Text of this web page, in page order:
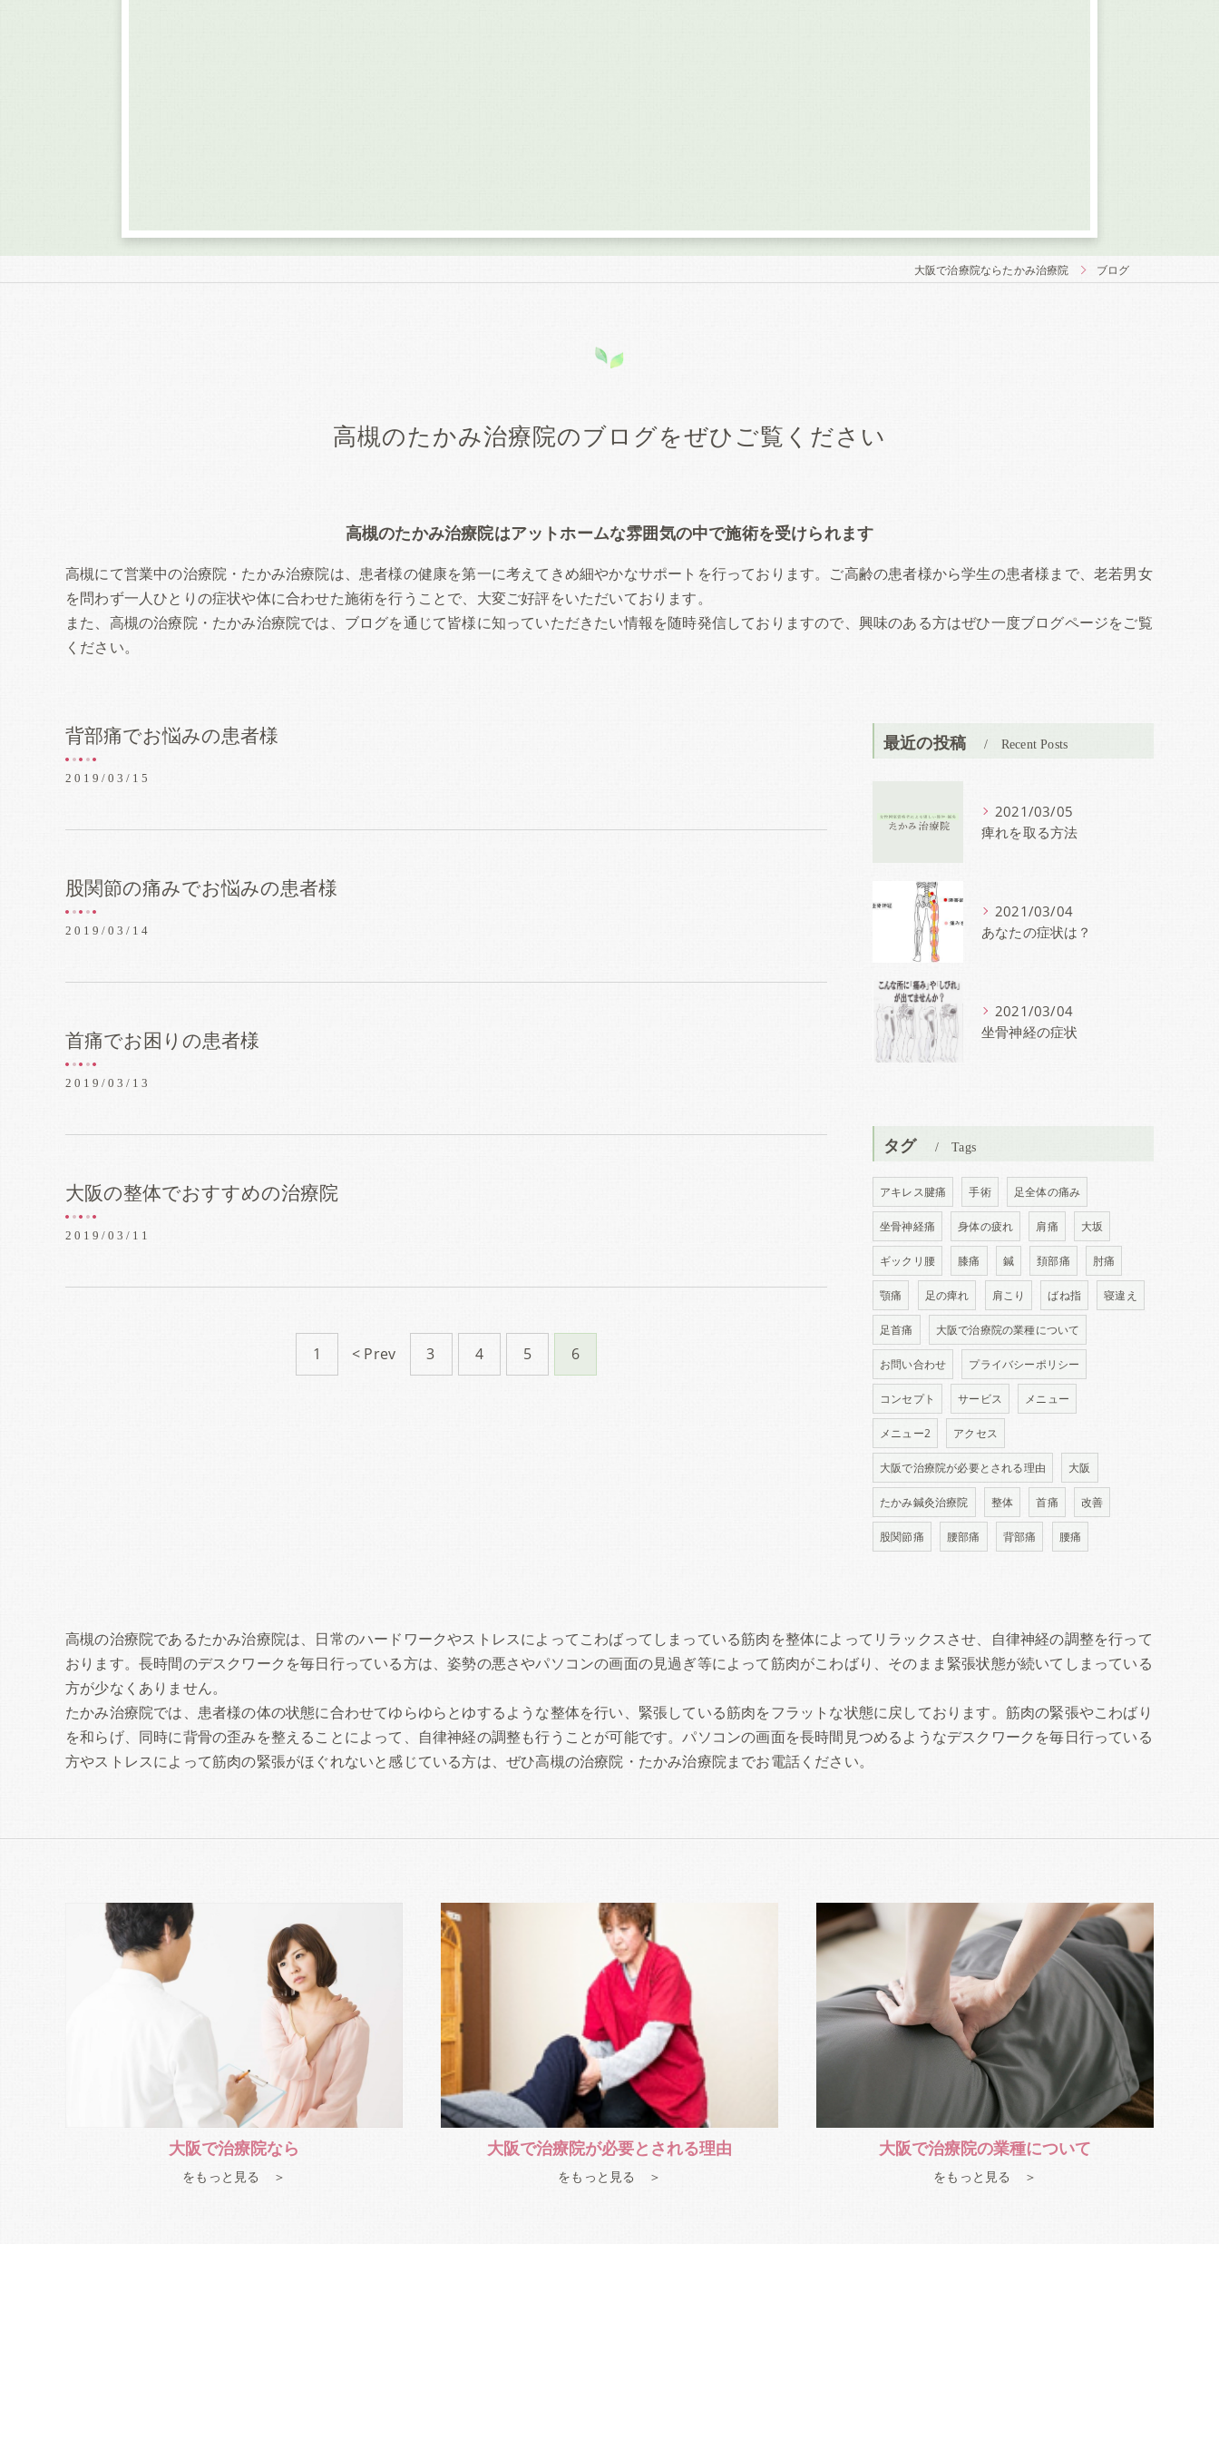
大阪で治療院ならたかみ治療院 ブログ
高槻のたかみ治療院のブログをぜひご覧ください
高槻のたかみ治療院はアットホームな雰囲気の中で施術を受けられます
高槻にて営業中の治療院・たかみ治療院は、患者様の健康を第一に考えてきめ細やかなサポートを行っております。ご高齢の患者様から学生の患者様まで、老若男女
を問わず一人ひとりの症状や体に合わせた施術を行うことで、大変ご好評をいただいております。
また、高槻の治療院・たかみ治療院では、ブログを通じて皆様に知っていただきたい情報を随時発信しておりますので、興味のある方はぜひ一度ブログページをご覧
ください。
背部痛でお悩みの患者様
2019/03/15
股関節の痛みでお悩みの患者様
2019/03/14
首痛でお困りの患者様
2019/03/13
大阪の整体でおすすめの治療院
2019/03/11
1 < Prev 3 4 5 6
最近の投稿 Recent Posts
2021/03/05
痺れを取る方法
2021/03/04
あなたの症状は？
2021/03/04
坐骨神経の症状
タグ Tags
アキレス腱痛 手術 足全体の痛み
坐骨神経痛 身体の疲れ 肩痛 大坂
ギックリ腰 膝痛 鍼 頚部痛 肘痛
顎痛 足の痺れ 肩こり ばね指 寝違え
足首痛 大阪で治療院の業種について
お問い合わせ プライバシーポリシー
コンセプト サービス メニュー
メニュー2 アクセス
大阪で治療院が必要とされる理由 大阪
たかみ鍼灸治療院 整体 首痛 改善
股関節痛 腰部痛 背部痛 腰痛
高槻の治療院であるたかみ治療院は、日常のハードワークやストレスによってこわばってしまっている筋肉を整体によってリラックスさせ、自律神経の調整を行って
おります。長時間のデスクワークを毎日行っている方は、姿勢の悪さやパソコンの画面の見過ぎ等によって筋肉がこわばり、そのまま緊張状態が続いてしまっている
方が少なくありません。
たかみ治療院では、患者様の体の状態に合わせてゆらゆらとゆするような整体を行い、緊張している筋肉をフラットな状態に戻しております。筋肉の緊張やこわばり
を和らげ、同時に背骨の歪みを整えることによって、自律神経の調整も行うことが可能です。パソコンの画面を長時間見つめるようなデスクワークを毎日行っている
方やストレスによって筋肉の緊張がほぐれないと感じている方は、ぜひ高槻の治療院・たかみ治療院までお電話ください。
大阪で治療院なら
をもっと見る ＞
大阪で治療院が必要とされる理由
をもっと見る ＞
大阪で治療院の業種について
をもっと見る ＞